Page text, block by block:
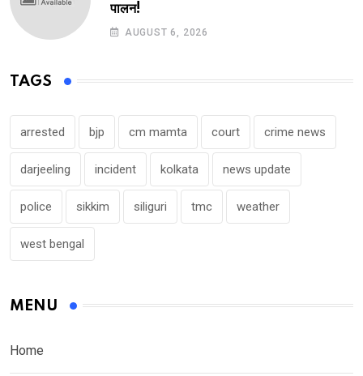
पालन!
AUGUST 6, 2026
TAGS
arrested bjp cm mamta court crime news
darjeeling incident kolkata news update
police sikkim siliguri tmc weather
west bengal
MENU
Home